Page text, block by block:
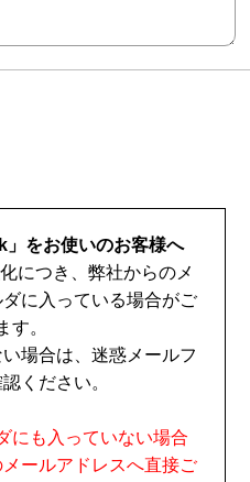
をお使いのお客様へ
につき、弊社からのメ
に入っている場合がご
す。
場合は、迷惑メールフ
ください。
にも入っていない場合
ールアドレスへ直接ご